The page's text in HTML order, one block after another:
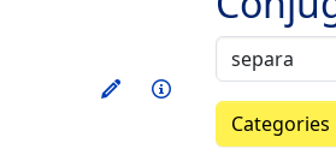
Train this verb
Info
Categories